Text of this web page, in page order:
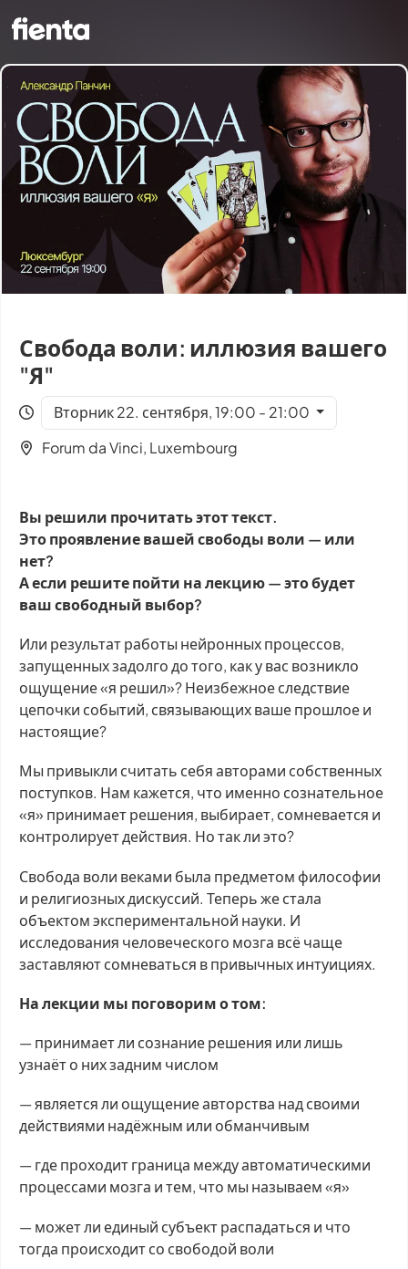
Свобода воли: иллюзия вашего
"Я"
Вторник 22. сентября, 19:00 - 21:00
Forum da Vinci, Luxembourg
Вы решили прочитать этот текст.
Это проявление вашей свободы воли — или
нет?
А если решите пойти на лекцию — это будет
ваш свободный выбор?
Или результат работы нейронных процессов,
запущенных задолго до того, как у вас возникло
ощущение «я решил»? Неизбежное следствие
цепочки событий, связывающих ваше прошлое и
настоящие?
Мы привыкли считать себя авторами собственных
поступков. Нам кажется, что именно сознательное
«я» принимает решения, выбирает, сомневается и
контролирует действия. Но так ли это?
Свобода воли веками была предметом философии
и религиозных дискуссий. Теперь же стала
объектом экспериментальной науки. И
исследования человеческого мозга всё чаще
заставляют сомневаться в привычных интуициях.
На лекции мы поговорим о том:
— принимает ли сознание решения или лишь
узнаёт о них задним числом
— является ли ощущение авторства над своими
действиями надёжным или обманчивым
— где проходит граница между автоматическими
процессами мозга и тем, что мы называем «я»
— может ли единый субъект распадаться и что
тогда происходит со свободой воли